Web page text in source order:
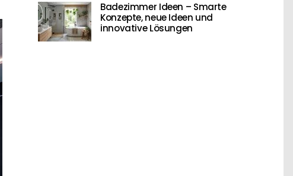
Badezimmer Ideen – Smarte
Konzepte, neue Ideen und
innovative Lösungen